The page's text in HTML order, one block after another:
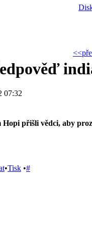
07:32
přišli vědci, aby
•Tisk •#